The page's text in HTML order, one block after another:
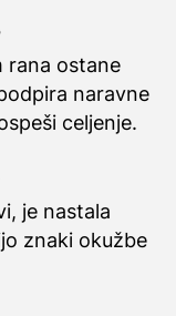
rana ostane
naravne
celjenje.
je nastala
znaki okužbe